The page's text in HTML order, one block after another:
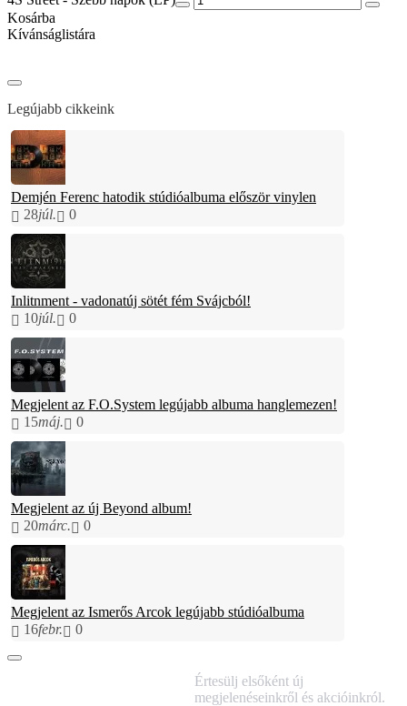
Kosárba
Kívánságlistára
Legújabb cikkeink
Demjén Ferenc hatodik stúdióalbuma először vinylen
28júl. 0
Inlitnment - vadonatúj sötét fém Svájcból!
10júl. 0
Megjelent az F.O.System legújabb albuma hanglemezen!
15máj. 0
Megjelent az új Beyond album!
20márc. 0
Megjelent az Ismerős Arcok legújabb stúdióalbuma
16febr. 0
Értesülj elsőként új
megjelenéseinkről és akcióinkról.